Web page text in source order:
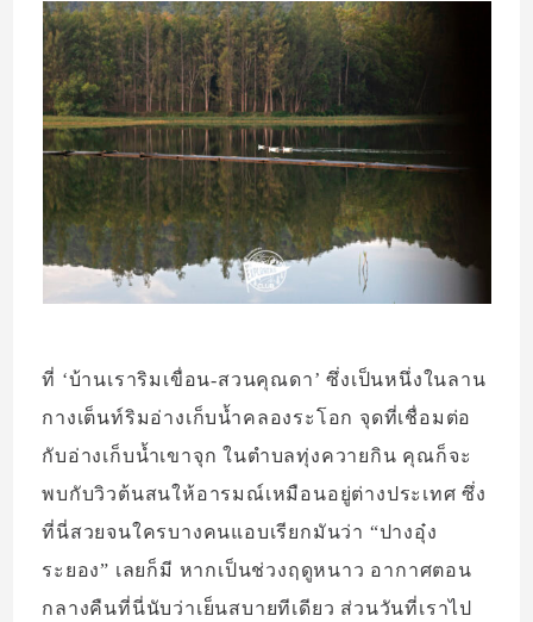
ที่ ‘บ้านเราริมเขื่อน-สวนคุณดา’ ซึ่งเป็นหนึ่งในลาน
กางเต็นท์ริมอ่างเก็บน้ำคลองระโอก จุดที่เชื่อมต่อ
กับอ่างเก็บน้ำเขาจุก ในตำบลทุ่งควายกิน คุณก็จะ
พบกับวิวต้นสนให้อารมณ์เหมือนอยู่ต่างประเทศ ซึ่ง
ที่นี่สวยจนใครบางคนแอบเรียกมันว่า “ปางอุ๋ง
ระยอง” เลยก็มี หากเป็นช่วงฤดูหนาว อากาศตอน
กลางคืนที่นี่นับว่าเย็นสบายทีเดียว ส่วนวันที่เราไป